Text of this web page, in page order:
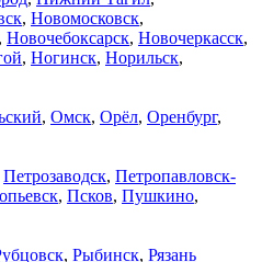
, Новомосковск,
, Новочебоксарск, Новочеркасск,
, Ногинск, Норильск,
, Омск, Орёл, Оренбург,
Петрозаводск, Петропавловск-
, Псков, Пушкино,
, Рыбинск, Рязань